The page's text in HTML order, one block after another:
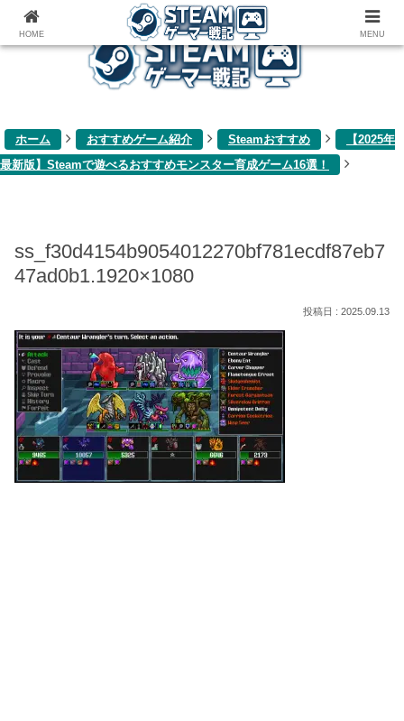
ゲーム関連雑記ブログ
ホーム おすすめゲーム紹介 Steamおすすめ
【2025年
最新版】Steamで遊べるおすすめモンスター育成ゲーム16選！
ss_f30d4154b9054012270bf781ecdf87eb7
47ad0b1.1920×1080
2025.09.13
HOME MENU